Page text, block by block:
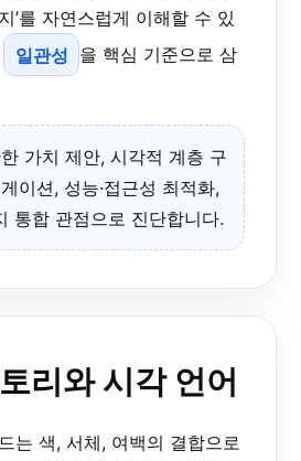
’를 자연스럽게 이해할 수 있
일관성 을 핵심 기준으로 삼
가치 제안, 시각적 계층 구
이션, 성능·접근성 최적화,
통합 관점으로 진단합니다.
리와 시각 언어
는 색, 서체, 여백의 결합으로